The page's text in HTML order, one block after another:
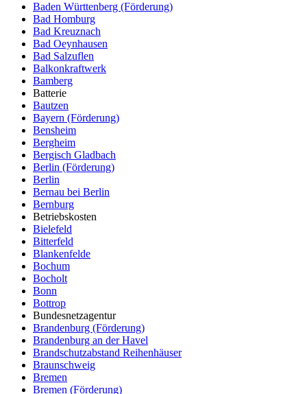
Baden Württenberg (Förderung)
Bad Homburg
Bad Kreuznach
Bad Oeynhausen
Bad Salzuflen
Balkonkraftwerk
Bamberg
Batterie
Bautzen
Bayern (Förderung)
Bensheim
Bergheim
Bergisch Gladbach
Berlin (Förderung)
Berlin
Bernau bei Berlin
Bernburg
Betriebskosten
Bielefeld
Bitterfeld
Blankenfelde
Bochum
Bocholt
Bonn
Bottrop
Bundesnetzagentur
Brandenburg (Förderung)
Brandenburg an der Havel
Brandschutzabstand Reihenhäuser
Braunschweig
Bremen
Bremen (Förderung)